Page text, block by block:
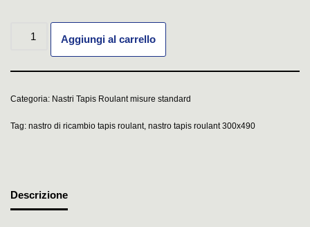
Aggiungi al carrello
Categoria: Nastri Tapis Roulant misure standard
Tag: nastro di ricambio tapis roulant, nastro tapis roulant 300x490
Descrizione